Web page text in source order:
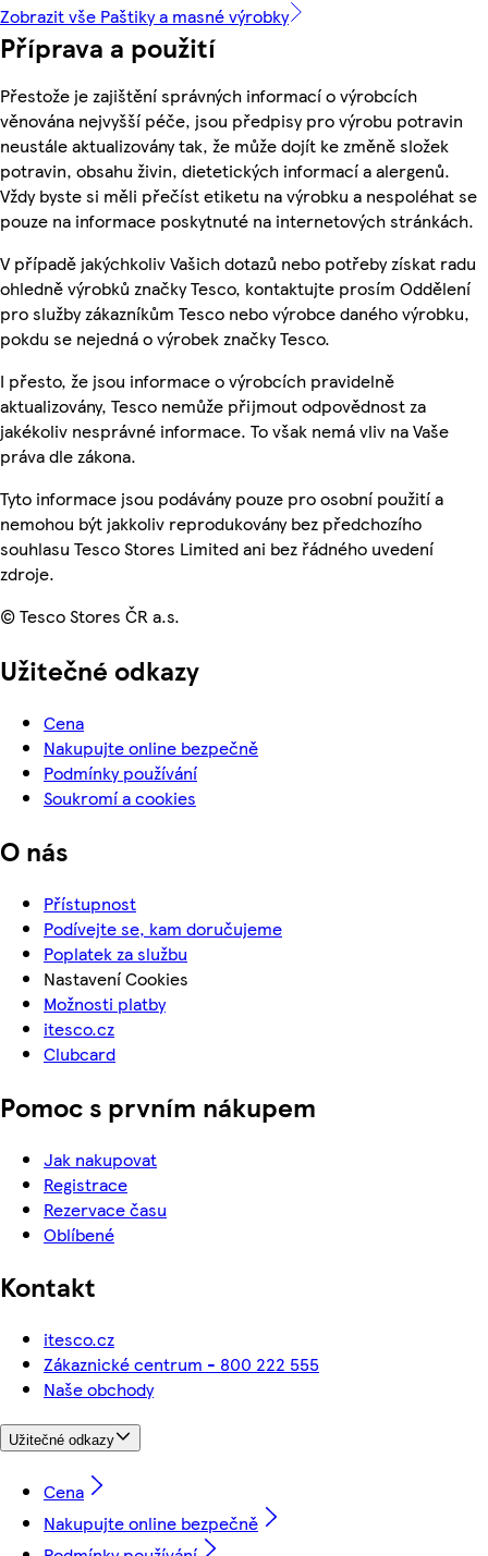
Zobrazit vše Paštiky a masné výrobky
Příprava a použití
Přestože je zajištění správných informací o výrobcích
věnována nejvyšší péče, jsou předpisy pro výrobu potravin
neustále aktualizovány tak, že může dojít ke změně složek
potravin, obsahu živin, dietetických informací a alergenů.
Vždy byste si měli přečíst etiketu na výrobku a nespoléhat se
pouze na informace poskytnuté na internetových stránkách.
V případě jakýchkoliv Vašich dotazů nebo potřeby získat radu
ohledně výrobků značky Tesco, kontaktujte prosím Oddělení
pro služby zákazníkům Tesco nebo výrobce daného výrobku,
pokdu se nejedná o výrobek značky Tesco.
I přesto, že jsou informace o výrobcích pravidelně
aktualizovány, Tesco nemůže přijmout odpovědnost za
jakékoliv nesprávné informace. To však nemá vliv na Vaše
práva dle zákona.
Tyto informace jsou podávány pouze pro osobní použití a
nemohou být jakkoliv reprodukovány bez předchozího
souhlasu Tesco Stores Limited ani bez řádného uvedení
zdroje.
© Tesco Stores ČR a.s.
Užitečné odkazy
Cena
Nakupujte online bezpečně
Podmínky používání
Soukromí a cookies
O nás
Přístupnost
Podívejte se, kam doručujeme
Poplatek za službu
Nastavení Cookies
Možnosti platby
itesco.cz
Clubcard
Pomoc s prvním nákupem
Jak nakupovat
Registrace
Rezervace času
Oblíbené
Kontakt
itesco.cz
Zákaznické centrum - 800 222 555
Naše obchody
Užitečné odkazy
Cena
Nakupujte online bezpečně